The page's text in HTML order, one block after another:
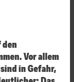
den
Vor allem
in Gefahr,